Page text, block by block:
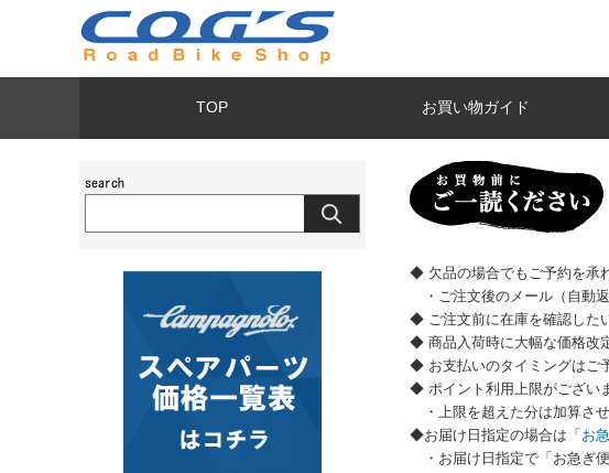
TOP お買い物ガイド
◆ 欠品の場合でもご予約を承
・ご注文後のメール（自動
◆ ご注文前に在庫を確認した
◆ 商品入荷時に大幅な価格改
◆ お支払いのタイミングはご
◆ ポイント利用上限がござい
・上限を超えた分は加算さ
◆お届け日指定の場合は「 お
・お届け日指定で「お急ぎ